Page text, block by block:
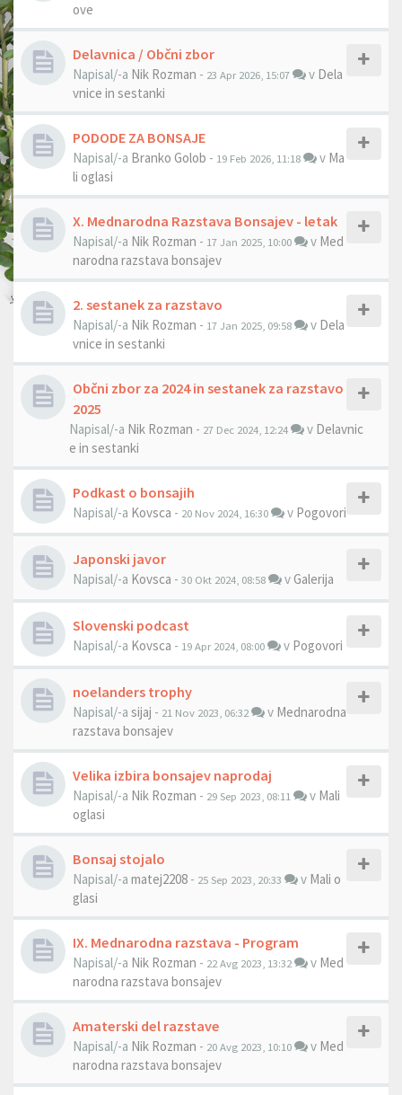
ove
Delavnica / Občni zbor
Napisal/-a Nik Rozman - 23 Apr 2026, 15:07 v Dela
vnice in sestanki
PODODE ZA BONSAJE
Napisal/-a Branko Golob - 19 Feb 2026, 11:18 v Ma
li oglasi
X. Mednarodna Razstava Bonsajev - letak
Napisal/-a Nik Rozman - 17 Jan 2025, 10:00 v Med
narodna razstava bonsajev
2. sestanek za razstavo
Napisal/-a Nik Rozman - 17 Jan 2025, 09:58 v Dela
vnice in sestanki
Občni zbor za 2024 in sestanek za razstavo
2025
Napisal/-a Nik Rozman - 27 Dec 2024, 12:24 v Delavnic
e in sestanki
Podkast o bonsajih
Napisal/-a Kovsca - 20 Nov 2024, 16:30 v Pogovori
Japonski javor
Napisal/-a Kovsca - 30 Okt 2024, 08:58 v Galerija
Slovenski podcast
Napisal/-a Kovsca - 19 Apr 2024, 08:00 v Pogovori
noelanders trophy
Napisal/-a sijaj - 21 Nov 2023, 06:32 v Mednarodna
razstava bonsajev
Velika izbira bonsajev naprodaj
Napisal/-a Nik Rozman - 29 Sep 2023, 08:11 v Mali
oglasi
Bonsaj stojalo
Napisal/-a matej2208 - 25 Sep 2023, 20:33 v Mali o
glasi
IX. Mednarodna razstava - Program
Napisal/-a Nik Rozman - 22 Avg 2023, 13:32 v Med
narodna razstava bonsajev
Amaterski del razstave
Napisal/-a Nik Rozman - 20 Avg 2023, 10:10 v Med
narodna razstava bonsajev